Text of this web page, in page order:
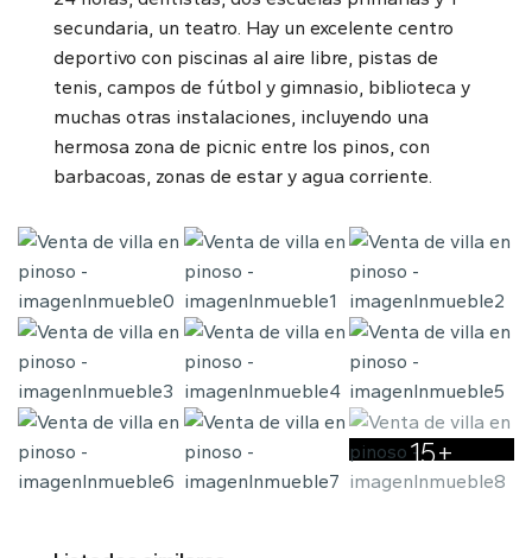
secundaria, un teatro. Hay un excelente centro
deportivo con piscinas al aire libre, pistas de
tenis, campos de fútbol y gimnasio, biblioteca y
muchas otras instalaciones, incluyendo una
hermosa zona de picnic entre los pinos, con
barbacoas, zonas de estar y agua corriente.
15+